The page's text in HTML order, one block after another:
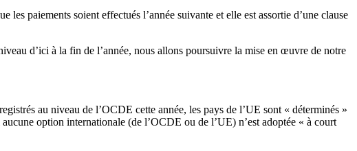
paiements soient effectués l’année suivante et elle est assortie d’une clause
d’ici à la fin de l’année, nous allons poursuivre la mise en œuvre de notre
au niveau de l’OCDE cette année, les pays de l’UE sont « déterminés »
option internationale (de l’OCDE ou de l’UE) n’est adoptée « à court